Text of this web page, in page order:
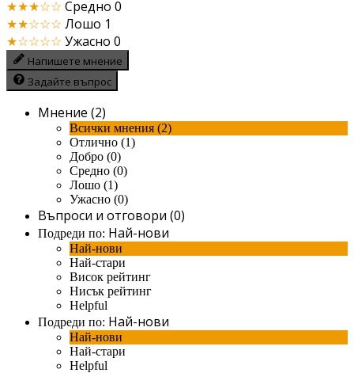
★★★☆☆ Средно 0
★★☆☆☆ Лошо 1
★☆☆☆☆ Ужасно 0
Напишете мнение
Задайте въпрос
Мнение (2)
Всички мнения (2)
Отлично (1)
Добро (0)
Средно (0)
Лошо (1)
Ужасно (0)
Въпроси и отговори (0)
Подреди по: Най-нови
Най-нови
Най-стари
Висок рейтинг
Нисък рейтинг
Helpful
Подреди по: Най-нови
Най-нови
Най-стари
Helpful